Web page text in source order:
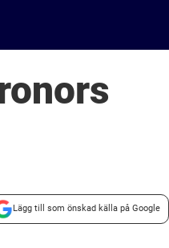
Lägg till som önskad källa på Google